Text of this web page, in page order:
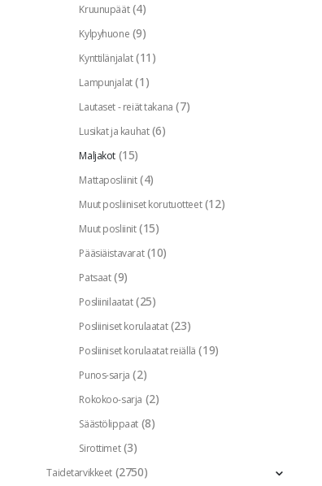
Kruunupäät (4)
Kylpyhuone (9)
Kynttilänjalat (11)
Lampunjalat (1)
Lautaset - reiät takana (7)
Lusikat ja kauhat (6)
Maljakot (15)
Mattaposliinit (4)
Muut posliiniset korutuotteet (12)
Muut posliinit (15)
Pääsiäistavarat (10)
Patsaat (9)
Posliinilaatat (25)
Posliiniset korulaatat (23)
Posliiniset korulaatat reiällä (19)
Punos-sarja (2)
Rokokoo-sarja (2)
Säästölippaat (8)
Sirottimet (3)
Taidetarvikkeet (2750)